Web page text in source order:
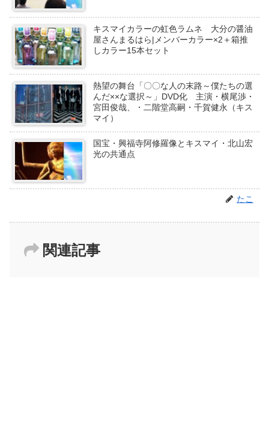
キスマイカラーの虹色ラムネ 大分の醤油
屋さんまるはら|メンバーカラー×2＋箱推
しカラー15本セット
熱望の舞台「〇〇な人の末路～僕たちの選
んだ××な選択～」DVD化 主演・横尾渉・
宮田俊哉、・二階堂高嗣・千賀健永（キス
マイ）
国宝・興福寺阿修羅像とキスマイ・北山宏
光の共通点
たこ
関連記事